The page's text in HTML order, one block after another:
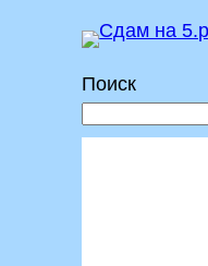
Перейти
к
содержимому
Поиск